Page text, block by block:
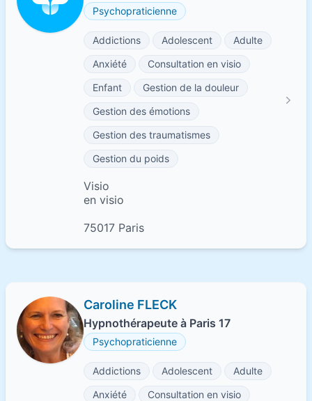
Psychopraticienne
Addictions Adolescent
Adulte
Anxiété
Consultation en visio
Enfant
Gestion de la douleur
Gestion des émotions
Gestion des traumatismes
Gestion du poids
Visio
en visio
75017 Paris
Caroline FLECK
Hypnothérapeute à Paris 17
Psychopraticienne
Addictions Adolescent
Adulte
Anxiété
Consultation en visio